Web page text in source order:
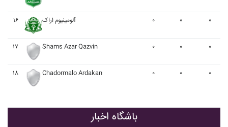
۱۶ آلومينيوم اراک ۰ ۰ ۰
۱۷ Shams Azar Qazvin ۰ ۰ ۰
۱۸ Chadormalo Ardakan ۰ ۰ ۰
باشگاه اخبار